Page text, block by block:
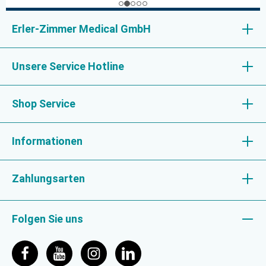
Erler-Zimmer Medical GmbH
Unsere Service Hotline
Shop Service
Informationen
Zahlungsarten
Folgen Sie uns